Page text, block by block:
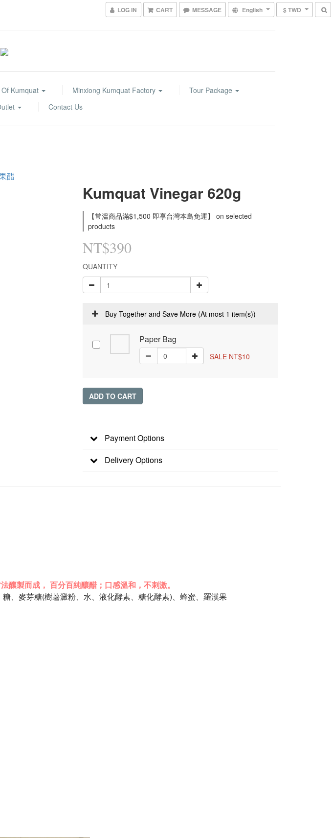
LOG IN CART MESSAGE English $ TWD
Kumquat Minxiong Kumquat Factory
Tour Package
Contact Us
Kumquat Vinegar 620g
【常溫商品滿$1,500 即享台灣本島免運】 on selected
products
NT$390
QUANTITY
Buy Together and Save More (At most 1 item(s))
Paper Bag
SALE NT$10
ADD TO CART
Payment Options
Delivery Options
釀製而成， 百分百純釀醋； 口感溫和，不刺激。
糖、麥芽糖(樹薯澱粉、水、液化酵素、 糖化酵素)、蜂蜜、羅漢果